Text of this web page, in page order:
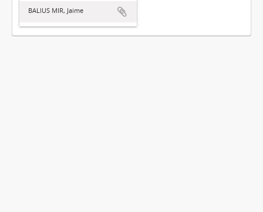
BALIUS MIR, Jaime